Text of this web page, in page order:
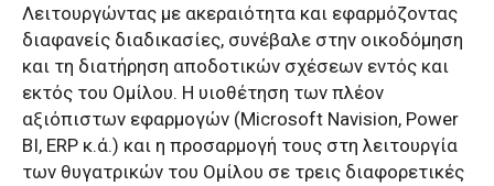
Λειτουργώντας με ακεραιότητα και εφαρμόζοντας
διαφανείς διαδικασίες, συνέβαλε στην οικοδόμηση
και τη διατήρηση αποδοτικών σχέσεων εντός και
εκτός του Ομίλου. Η υιοθέτηση των πλέον
αξιόπιστων εφαρμογών (Microsoft Navision, Power
BI, ERP κ.ά.) και η προσαρμογή τους στη λειτουργία
των θυγατρικών του Ομίλου σε τρεις διαφορετικές